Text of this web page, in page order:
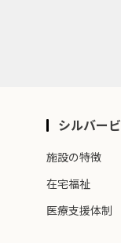
シルバー
施設の特徴
在宅福祉
医療支援体制